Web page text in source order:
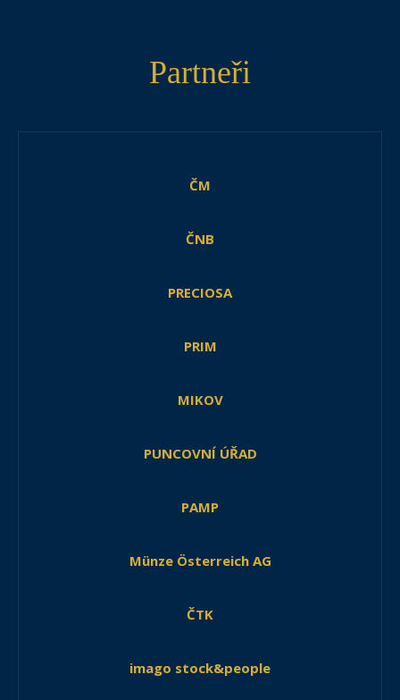
Partneři
ČM
ČNB
PRECIOSA
PRIM
MIKOV
PUNCOVNÍ ÚŘAD
PAMP
Münze Österreich AG
ČTK
imago stock&people